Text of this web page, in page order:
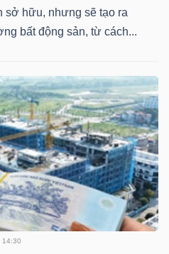
sở hữu, nhưng sẽ tạo ra
bất động sản, từ cách...
14:30